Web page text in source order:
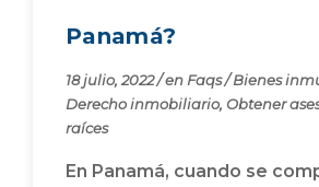
Panamá?
18 julio, 2022/en Faqs/Bienes
Derecho inmobiliario, Obtener
raíces
En Panamá, cuando se